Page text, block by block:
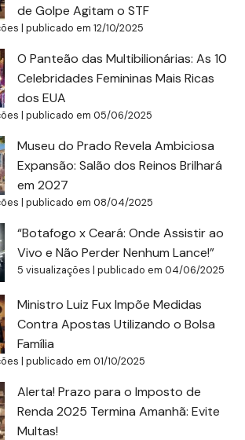
de Golpe Agitam o STF
|publicado em 12/10/2025
O Panteão das Multibilionárias: As 10
Celebridades Femininas Mais Ricas
dos EUA
|publicado em 05/06/2025
Museu do Prado Revela Ambiciosa
Expansão: Salão dos Reinos Brilhará
em 2027
|publicado em 08/04/2025
“Botafogo x Ceará: Onde Assistir ao
Vivo e Não Perder Nenhum Lance!”
5 visualizações |publicado em 04/06/2025
Ministro Luiz Fux Impõe Medidas
Contra Apostas Utilizando o Bolsa
Família
|publicado em 01/10/2025
Alerta! Prazo para o Imposto de
Renda 2025 Termina Amanhã: Evite
Multas!